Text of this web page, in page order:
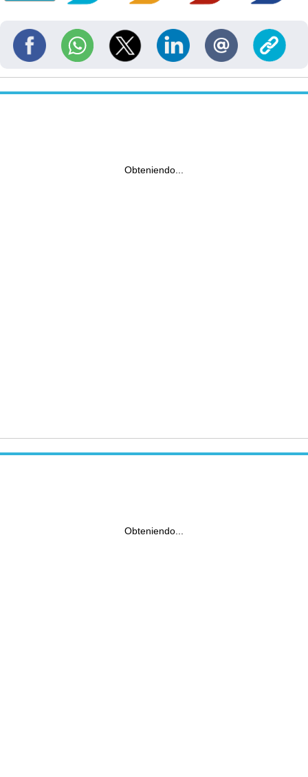
Obteniendo...
Obteniendo...